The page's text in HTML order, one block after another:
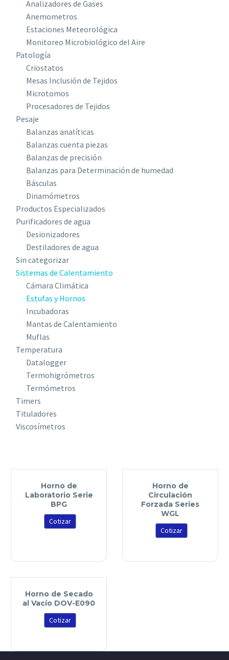
Analizadores de Gases
Anemometros
Estaciones Meteorológica
Monitoreo Microbiológico del Aire
Patología
Criostatos
Mesas Inclusión de Tejidos
Microtomos
Procesadores de Tejidos
Pesaje
Balanzas analíticas
Balanzas cuenta piezas
Balanzas de precisión
Balanzas para Determinación de humedad
Básculas
Dinamómetros
Productos Especializados
Purificadores de agua
Desionizadores
Destiladores de agua
Sin categorizar
Sistemas de Calentamiento
Cámara Climática
Estufas y Hornos
Incubadoras
Mantas de Calentamiento
Muflas
Temperatura
Datalogger
Termohigrómetros
Termómetros
Timers
Tituladores
Viscosímetros
Horno de
Laboratorio Serie
BPG
Cotizar
Horno de
Circulación
Forzada Series
WGL
Cotizar
Horno de Secado
al Vacío DOV-E090
Cotizar